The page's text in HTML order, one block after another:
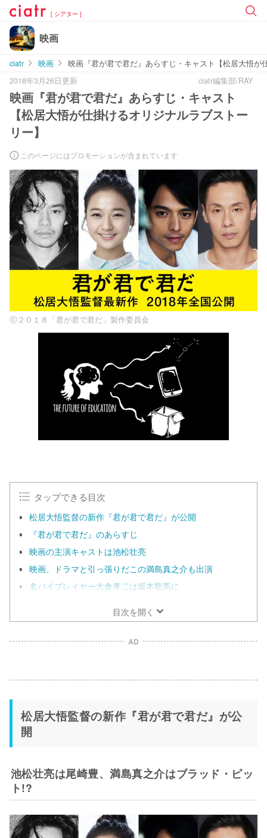
[ シアター ]
映画
ciatr 映画
映画『君が君で君だ』あらすじ・キャスト【松居大悟が
2018年3月26日更新
ciatr編集部/RAY
映画『君が君で君だ』あらすじ・キャスト
【松居大悟が仕掛けるオリジナルラブストー
リー】
このページにはプロモーションが含まれています
ⓒ２０１８「君が君で君だ」製作委員会
タップできる目次
松居大悟監督の新作『君が君で君だ』が公開
『君が君で君だ』のあらすじ
映画の主演キャストは池松壮亮
映画、ドラマと引っ張りだこの満島真之介も出演
名バイプレイヤー大倉孝二は坂本龍馬に
目次を開く
AD
松居大悟監督の新作『君が君で君だ』が公
開
池松壮亮は尾崎豊、満島真之介はブラッド・ピッ
ト!?